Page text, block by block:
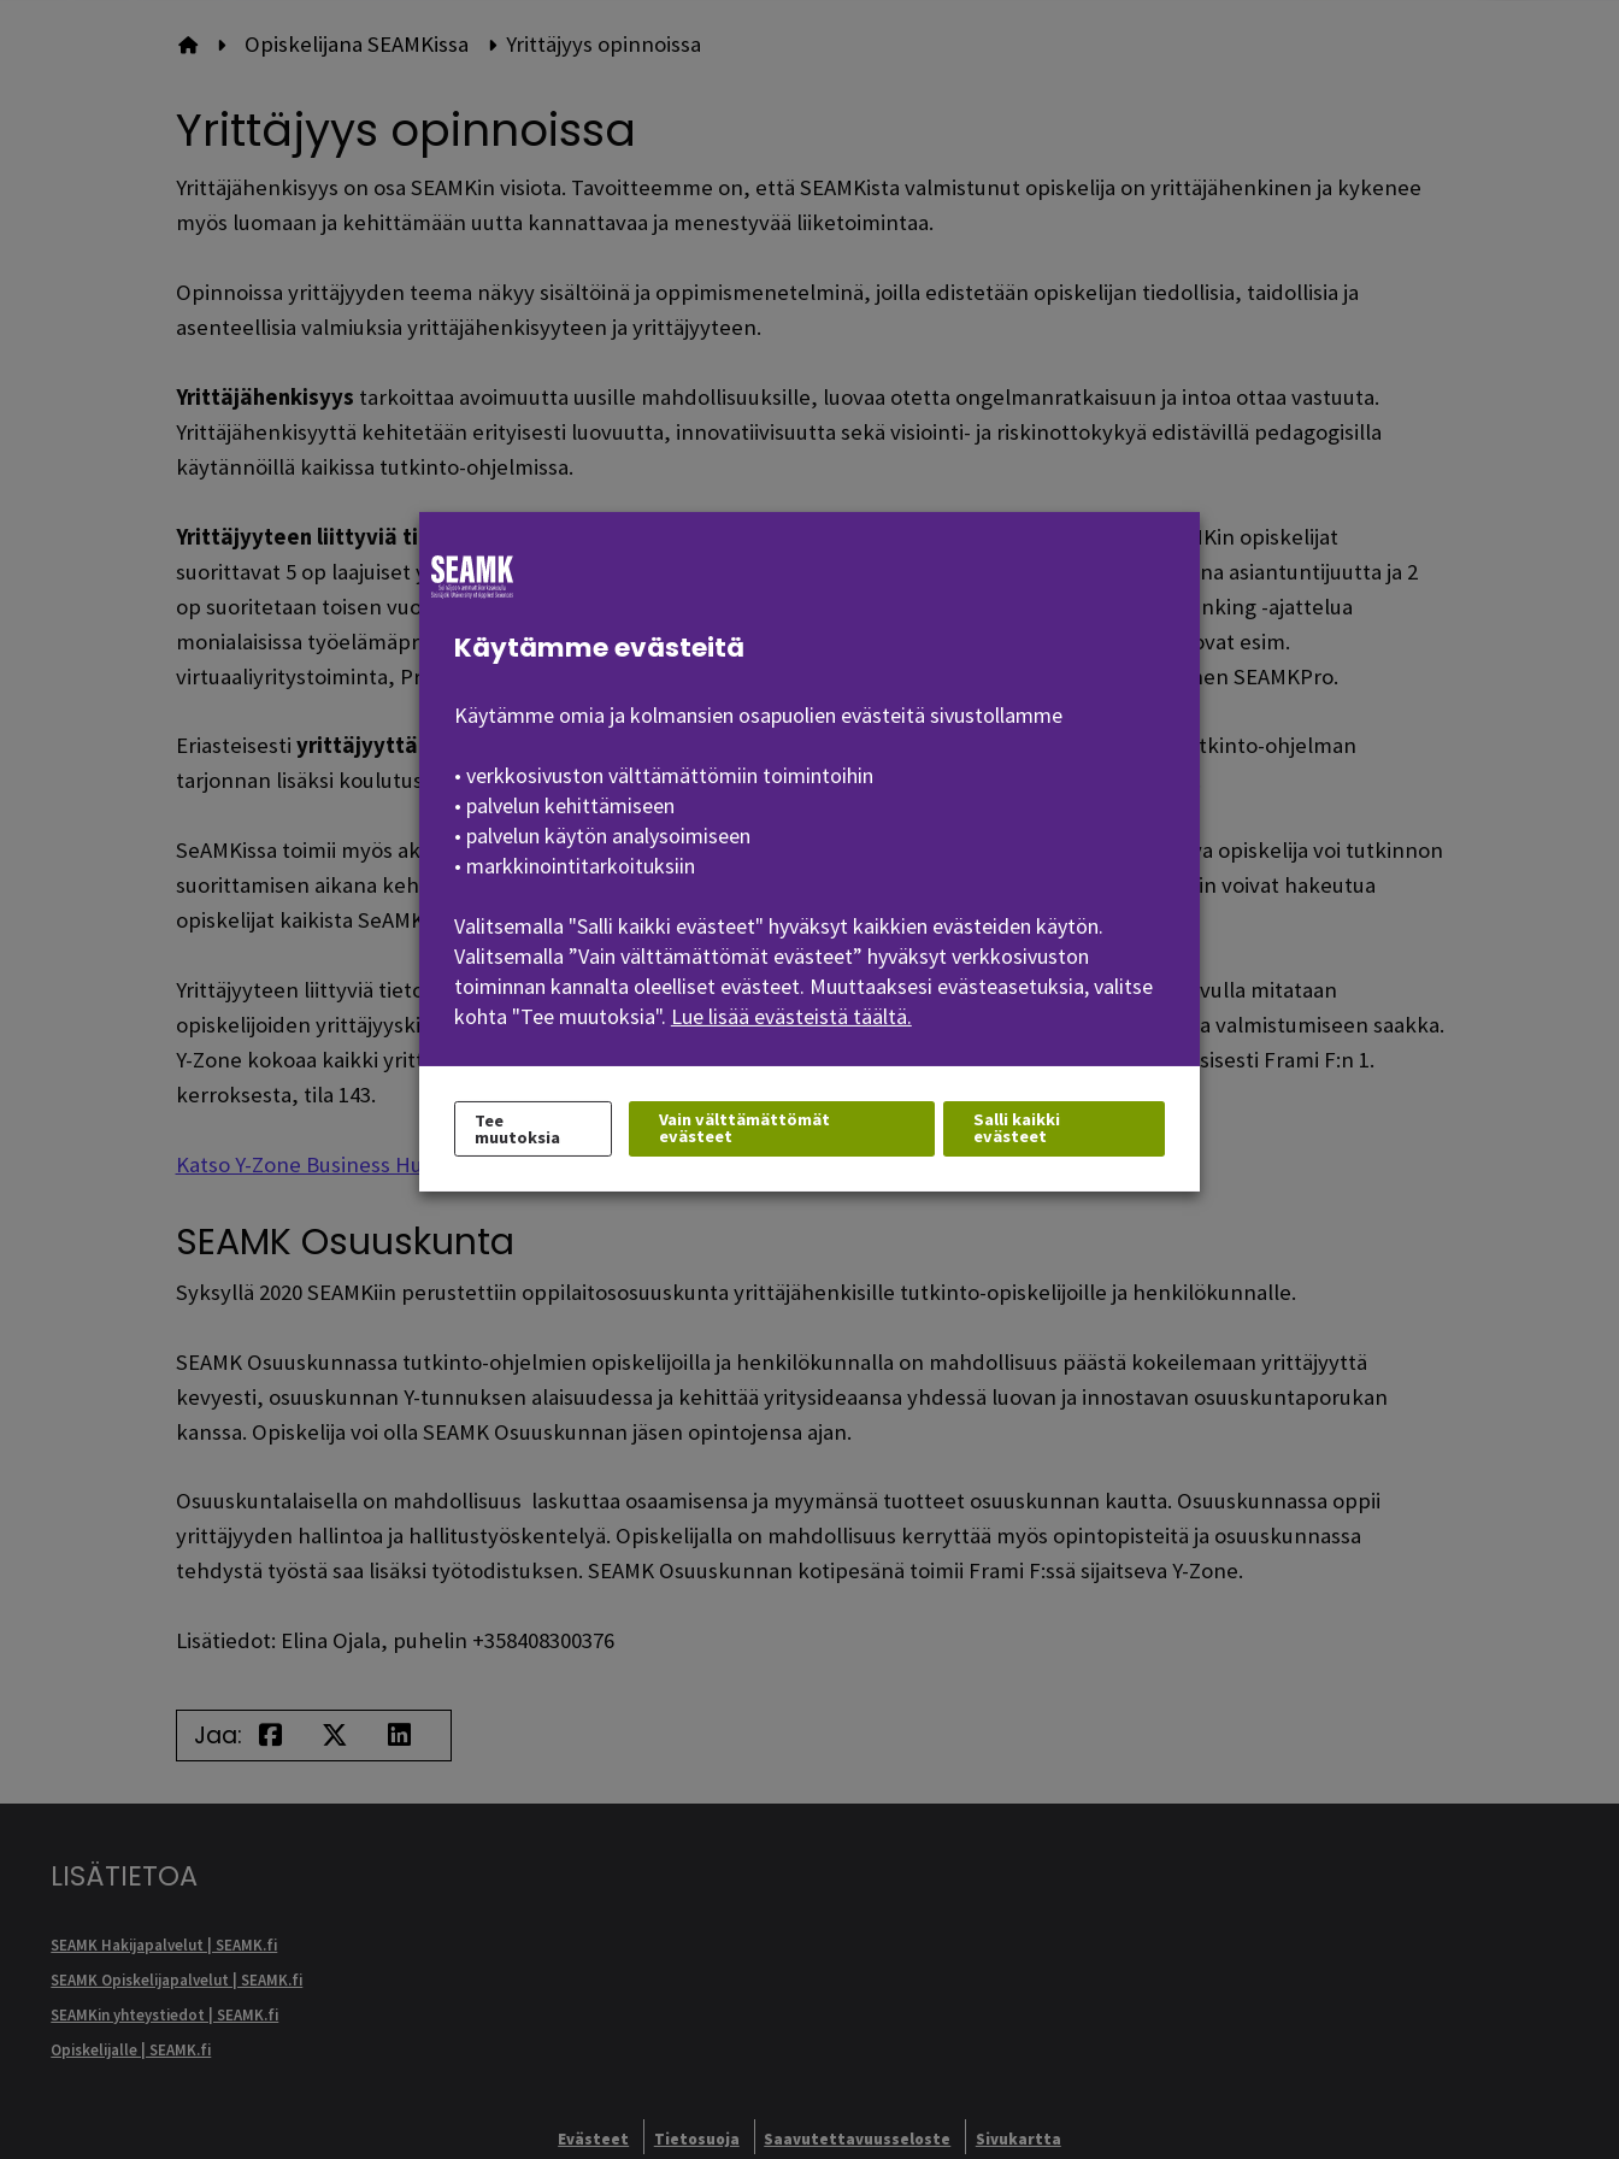
Etusivulle
Opiskelijana SEAMKissa Yrittäjyys opinnoissa
Yrittäjyys opinnoissa
Yrittäjähenkisyys on osa SEAMKin visiota. Tavoitteemme on, että SEAMKista valmistunut opiskelija on yrittäjähenkinen ja kykenee
myös luomaan ja kehittämään uutta kannattavaa ja menestyvää liiketoimintaa.
Opinnoissa yrittäjyyden teema näkyy sisältöinä ja oppimismenetelminä, joilla edistetään opiskelijan tiedollisia, taidollisia ja
asenteellisia valmiuksia yrittäjähenkisyyteen ja yrittäjyyteen.
Yrittäjähenkisyys tarkoittaa avoimuutta uusille mahdollisuuksille, luovaa otetta ongelmanratkaisuun ja intoa ottaa vastuuta.
Yrittäjähenkisyyttä kehitetään erityisesti luovuutta, innovatiivisuutta sekä visiointi- ja riskinottokykyä edistävillä pedagogisilla
käytännöillä kaikissa tutkinto-ohjelmissa.
Yrittäjyyteen liittyviä tietojen ja taitojen
opiskeluun eri ohjelmat tarjoavat erilaisia sisältöjä. Kaikki SEAMKin opiskelijat
suorittavat 5 op laajuiset yhteiset Yrittäjyys ja innovaatiotoiminta perusopinnot, joista 3 op on Yrittäjyys osana asiantuntijuutta ja 2
op suoritetaan toisen vuoden opiskelijoille suunnatun Innovaatioviikon aikana. Tuolloin opitaan Design Thinking -ajattelua
monialaisissa työelämäprojekteissa. Laajempia pedagogisia ratkaisuja ja oppimisympäristöjä eri yksiköissä ovat esim.
virtuaaliyritystoiminta, Projektipaja ja työelämälähtöinen projektioppiminen ja koko korkeakoululle yhteinen SEAMKPro.
Eriasteisesti yrittäjyyttä urana harkitseville ja aikoville
tarjotaan pedagogisten menetelmien ja oman tutkinto-ohjelman
tarjonnan lisäksi koulutusalarajat ylittävää opetusta kuten esimerkiksi Ideasta kohti liiketoimintaa 2–10 op.
SeAMKissa toimii myös aktiivinen Y-Zone Business HUB, jonka puitteissa omaa yritystoimintaa suunnitteleva opiskelija voi tutkinnon
suorittamisen aikana kehittää yritysideaansa sekä osaamistaan tulevana yrittäjänä. Y-Zonen Business HUBiin voivat hakeutua
opiskelijat kaikista SeAMKin tutkinto-ohjelmista.
Yrittäjyyteen liittyviä tietoja, taitoja ja asenteita seurataan SEAMKissaEntre Intentio -mittarilla. Mittarilla avulla mitataan
opiskelijoiden yrittäjyyskiinnostuksen, -harkinnan, -aikomusten ja osaamisen kehittymistä opintojen alusta valmistumiseen saakka.
Y-Zone kokoaa kaikki yrittäjyyteen liittyvät opinnot ja ohjelmat alleen. Löydät meidät yzone.seamk.fi ja fyysisesti Frami F:n 1.
kerroksesta, tila 143.
Katso Y-Zone Business Hubin tutkinto-ohjelmakohtaiset yhteyshenkilöt täältä » (Opens in a new window)
SEAMK Osuuskunta
Syksyllä 2020 SEAMKiin perustettiin oppilaitososuuskunta yrittäjähenkisille tutkinto-opiskelijoille ja henkilökunnalle.
SEAMK Osuuskunnassa tutkinto-ohjelmien opiskelijoilla ja henkilökunnalla on mahdollisuus päästä kokeilemaan yrittäjyyttä
kevyesti, osuuskunnan Y-tunnuksen alaisuudessa ja kehittää yritysideaansa yhdessä luovan ja innostavan osuuskuntaporukan
kanssa. Opiskelija voi olla SEAMK Osuuskunnan jäsen opintojensa ajan.
Osuuskuntalaisella on mahdollisuus laskuttaa osaamisensa ja myymänsä tuotteet osuuskunnan kautta. Osuuskunnassa oppii
yrittäjyyden hallintoa ja hallitustyöskentelyä. Opiskelijalla on mahdollisuus kerryttää myös opintopisteitä ja osuuskunnassa
tehdystä työstä saa lisäksi työtodistuksen. SEAMK Osuuskunnan kotipesänä toimii Frami F:ssä sijaitseva Y-Zone.
Lisätiedot: Elina Ojala, puhelin +358408300376
Jaa:
LISÄTIETOA
SEAMK Hakijapalvelut | SEAMK.fi
SEAMK Opiskelijapalvelut | SEAMK.fi
SEAMKin yhteystiedot | SEAMK.fi
Opiskelijalle | SEAMK.fi
Evästeet Tietosuoja Saavutettavuusseloste Sivukartta
Käytämme evästeitä
Käytämme omia ja kolmansien osapuolien evästeitä sivustollamme
• verkkosivuston välttämättömiin toimintoihin
• palvelun kehittämiseen
• palvelun käytön analysoimiseen
• markkinointitarkoituksiin
Valitsemalla "Salli kaikki evästeet" hyväksyt kaikkien evästeiden käytön.
Valitsemalla ”Vain välttämättömät evästeet” hyväksyt verkkosivuston
toiminnan kannalta oleelliset evästeet. Muuttaaksesi evästeasetuksia, valitse
kohta "Tee muutoksia". Lue lisää evästeistä täältä.
Tee
muutoksia
Vain välttämättömät
evästeet
Salli kaikki
evästeet